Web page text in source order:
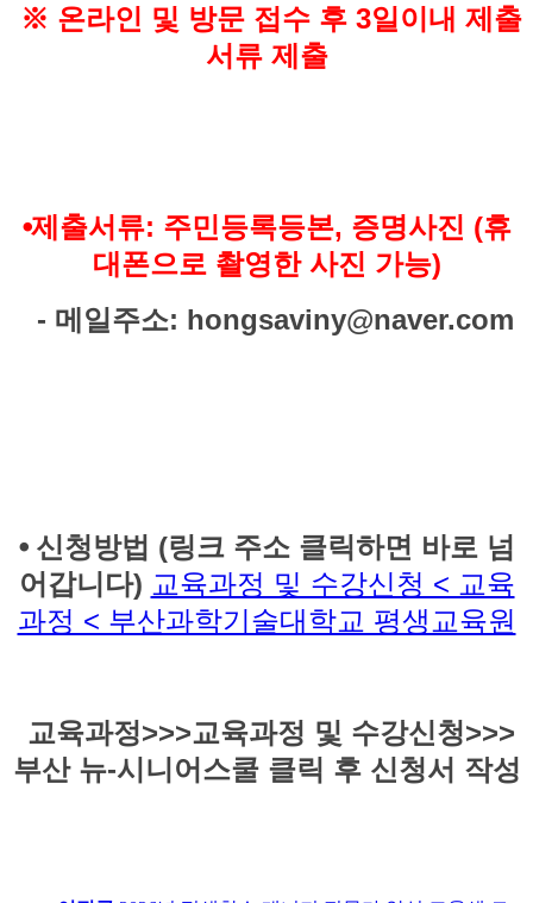
※ 온라인 및 방문 접수 후 3일이내 제출
서류 제출
⦁제출서류: 주민등록등본, 증명사진 (휴
대폰으로 촬영한 사진 가능)
- 메일주소: hongsaviny@naver.com
⦁​ 신청방법 (링크 주소 클릭하면 바로 넘
어갑니다) 교육과정 및 수강신청 < 교육
과정 < 부산과학기술대학교 평생교육원
교육과정>>>교육과정 및 수강신청>>>
부산 뉴-시니어스쿨 클릭 후 신청서 작성